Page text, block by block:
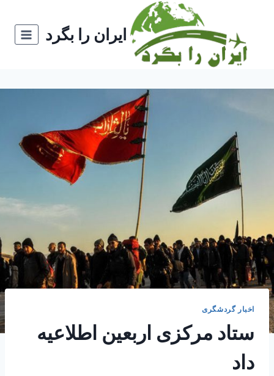
ایران را بگرد
اخبار گردشگری
ستاد مرکزی اربعین اطلاعیه
داد